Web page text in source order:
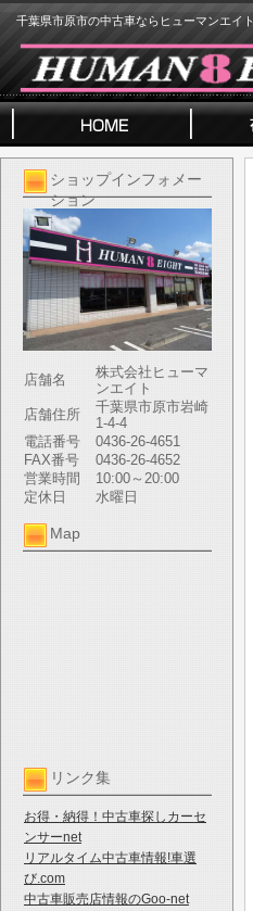
千葉県市原市の中古車ならヒューマンエイト
ショップインフォメー
ション
店舗名
株式会社ヒューマ
ンエイト
店舗住所
千葉県市原市岩崎
1-4-4
電話番号
0436-26-4651
FAX番号
0436-26-4652
営業時間
10:00～20:00
定休日
水曜日
Map
リンク集
お得・納得！中古車探しカーセ
ンサーnet
リアルタイム中古車情報!車選
び.com
中古車販売店情報のGoo-net